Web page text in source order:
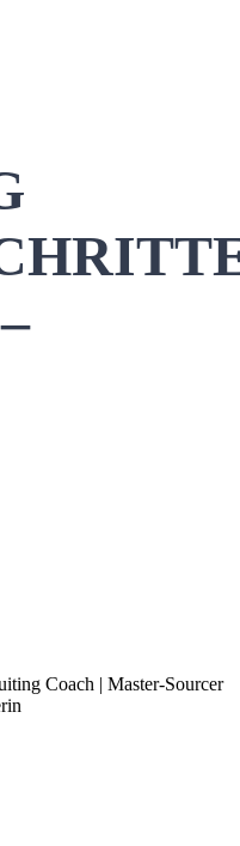
Coach | Master-Sourcer